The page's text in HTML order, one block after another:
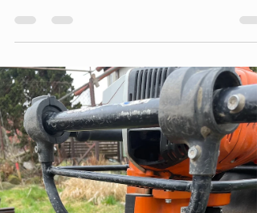
PERGOLY DN
29. 3. 2024
Minut čtení: 1
PERGOLY DN
Kouzlo dřeva 👌 https://www.pergolydn.cz/
info@pergolydn.cz #dřevo #drevo #pristresky